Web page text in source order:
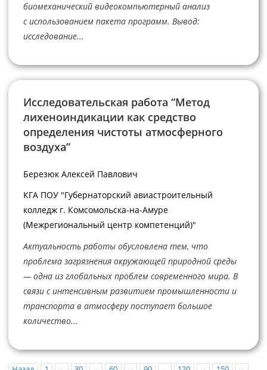
биомеханический видеокомпьютерный анализ
с использованием пакета программ. Вывод:
исследование...
Исследовательская работа “Метод
лихеноиндикации как средство
определения чистоты атмосферного
воздуха”
Березюк Алексей Павлович
КГА ПОУ "Губернаторский авиастроительный
колледж г. Комсомольска-на-Амуре
(Межрегиональный центр компетенций)"
Актуальность работы обусловлена тем, что
проблема загрязнения окружающей природной среды
— одна из глобальных проблем современного мира. В
связи с интенсивным развитием промышленности и
транспорта в атмосферу поступает большое
количество...